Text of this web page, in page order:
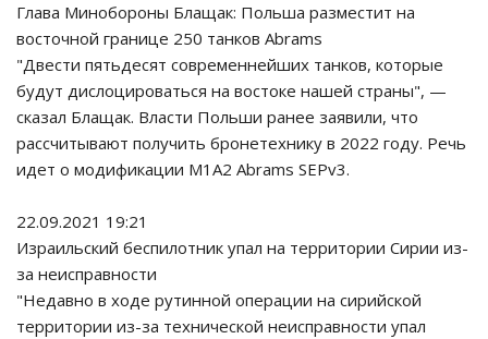
Глава Минобороны Блащак: Польша разместит на
восточной границе 250 танков Abrams
"Двести пятьдесят современнейших танков, которые
будут дислоцироваться на востоке нашей страны", —
сказал Блащак. Власти Польши ранее заявили, что
рассчитывают получить бронетехнику в 2022 году. Речь
идет о модификации M1A2 Abrams SEPv3.
22.09.2021 19:21
Израильский беспилотник упал на территории Сирии из-
за неисправности
"Недавно в ходе рутинной операции на сирийской
территории из-за технической неисправности упал